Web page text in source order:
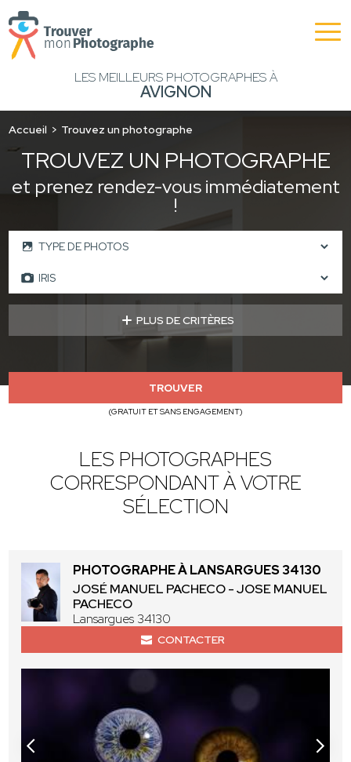
LES MEILLEURS PHOTOGRAPHES À
AVIGNON
Accueil Trouvez un photographe
TROUVEZ UN PHOTOGRAPHE
et prenez rendez-vous immédiatement
!
PLUS DE CRITÈRES
TROUVER
(GRATUIT ET SANS ENGAGEMENT)
LES PHOTOGRAPHES
CORRESPONDANT À VOTRE
SÉLECTION
PHOTOGRAPHE À LANSARGUES 34130
JOSÉ MANUEL PACHECO - JOSE MANUEL
PACHECO
Lansargues 34130
CONTACTER